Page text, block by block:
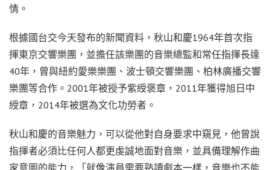
情。
根據國台交今天發布的新聞資料，秋山和慶1964年首次指
揮東京交響樂團，並擔任該樂團的音樂總監和常任指揮長達
40年，曾與紐約愛樂樂團、波士頓交響樂團、柏林廣播交響
樂團等合作。2001年被授予紫綬褒章，2011年獲得旭日中
綬章，2014年被選為文化功勞者。
秋山和慶的音樂魅力，可以從他對自身要求中窺見，他曾說
指揮者必須比任何人都更虔誠地面對音樂，並具備理解作曲
家意圖的能力，「就像演員需要熟讀劇本一樣，音樂也不能